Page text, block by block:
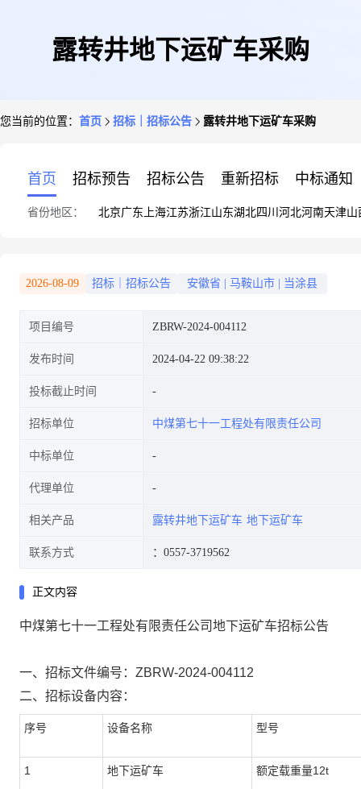
露转井地下运矿车采购
您当前的位置： 首页 招标｜招标公告 露转井地下运矿车采购
首页 招标预告 招标公告 重新招标 中标通知
省份地区： 北京广东 上海江苏浙江山东湖北四川 河北河南天津山
2026-08-09 招标｜招标公告 安徽省 马鞍山市 当涂县
项目编号 ZBRW-2024-004112
发布时间 2024-04-22 09:38:22
投标截止时间
招标单位 中煤第七十一工程处有限责任公司
中标单位
代理单位
相关产品 露转井地下运矿车 地下运矿车
联系方式 ：0557-3719562
正文内容
中煤第七十一工程处有限责任公司地下运矿车招标公告
一、招标文件编号：ZBRW-2024-004112
二、招标设备内容：
序号 设备名称 型号
1 地下运矿车 额定载重量12t